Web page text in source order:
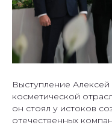
Выступление
косметической
он стоял у истоков
отечественных